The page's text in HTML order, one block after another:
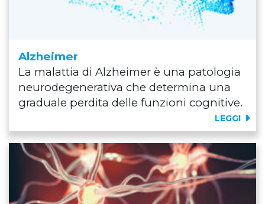
Alzheimer
La malattia di Alzheimer è una patologia
neurodegenerativa che determina una
graduale perdita delle funzioni cognitive.
LEGGI